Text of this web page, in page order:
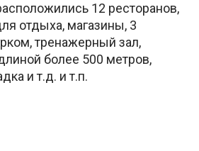
12 ресторанов,
отдыха, магазины, 3
тренажерный зал,
более 500 метров,
и т.д. и т.п.